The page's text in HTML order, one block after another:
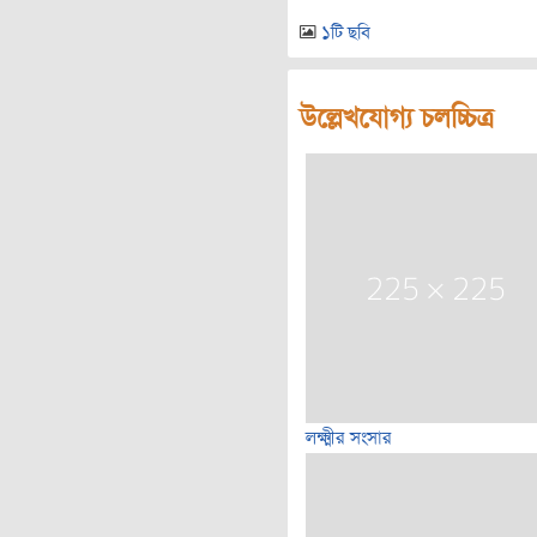
১টি ছবি
উল্লেখযোগ্য চলচ্চিত্র
লক্ষ্মীর সংসার